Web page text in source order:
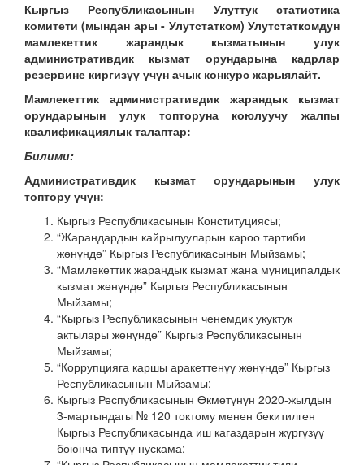
Кыргыз Республикасынын Улуттук статистика
комитети (мындан ары - Улутстатком) Улутстаткомдун
мамлекеттик жарандык кызматынын улук
административдик кызмат орундарына кадрлар
резервине киргизүү үчүн ачык конкурс жарыялайт.
Мамлекеттик административдик жарандык кызмат
орундарынын улук топторуна коюлуучу жалпы
квалификациялык талаптар:
Билими:
Административдик кызмат орундарынын улук
топтору үчүн:
Кыргыз Республикасынын Конституциясы;
“Жарандардын кайрылууларын кароо тартиби
жөнүндө” Кыргыз Республикасынын Мыйзамы;
“Мамлекеттик жарандык кызмат жана муниципалдык
кызмат жөнүндө” Кыргыз Республикасынын
Мыйзамы;
“Кыргыз Республикасынын ченемдик укуктук
актылары жөнүндө” Кыргыз Республикасынын
Мыйзамы;
“Коррупцияга каршы аракеттенүү жөнүндө” Кыргыз
Республикасынын Мыйзамы;
Кыргыз Республикасынын Өкмөтүнүн 2020-жылдын
3-мартындагы № 120 токтому менен бекитилген
Кыргыз Республикасында иш кагаздарын жүргүзүү
боюнча типтүү нускама;